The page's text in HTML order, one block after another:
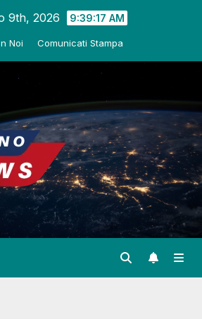
9th, 2026 9:39:18 AM
Noi Comunicati Stampa